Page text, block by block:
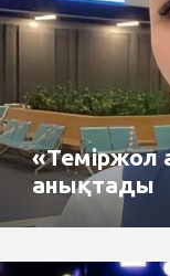
«Теміржол
анықтады